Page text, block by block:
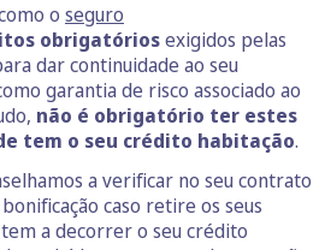
o seguro
obrigatóriosexigidos pelas
dar continuidade ao seu
garantia de risco associado ao
não é obrigatório ter estes
tem o seu crédito habitação.
a verificar no seu contrato
caso retire os seus
a decorrer o seu crédito